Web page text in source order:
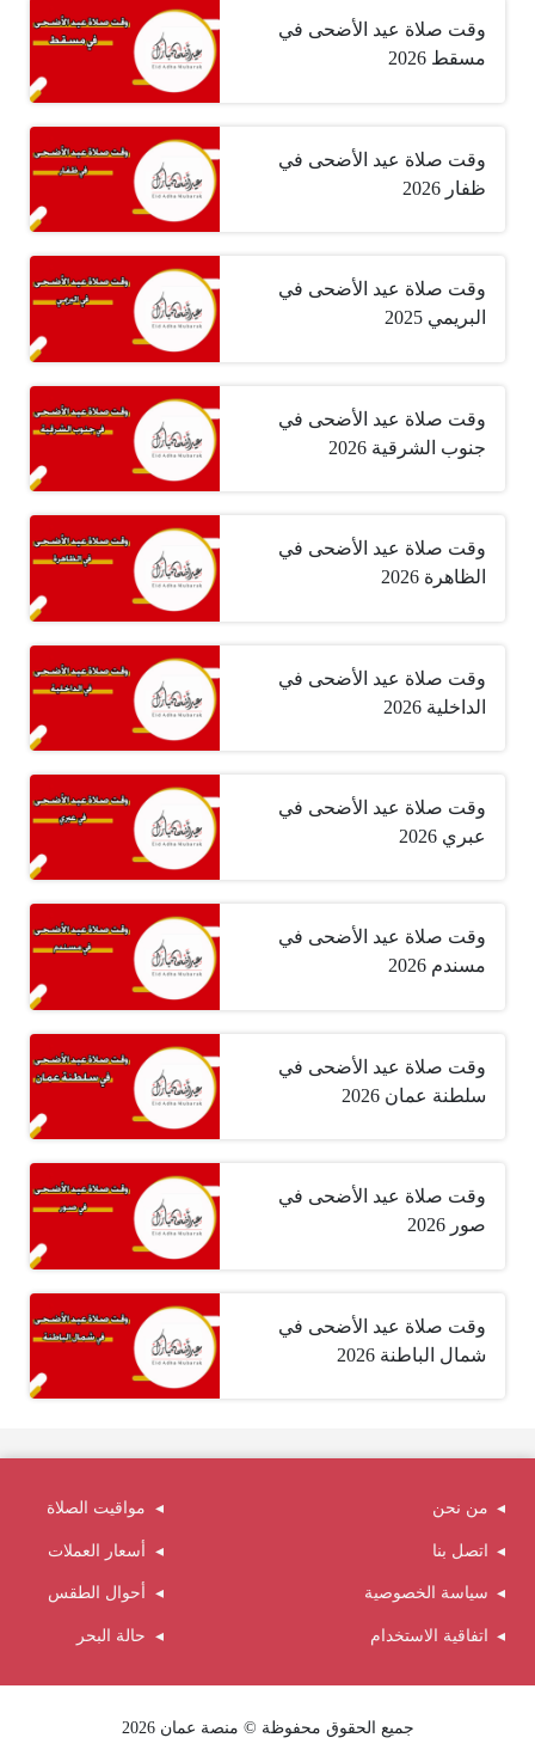
وقت صلاة عيد الأضحى في
مسقط 2026
وقت صلاة عيد الأضحى في
ظفار 2026
وقت صلاة عيد الأضحى في
البريمي 2025
وقت صلاة عيد الأضحى في
جنوب الشرقية 2026
وقت صلاة عيد الأضحى في
الظاهرة 2026
وقت صلاة عيد الأضحى في
الداخلية 2026
وقت صلاة عيد الأضحى في
عبري 2026
وقت صلاة عيد الأضحى في
مسندم 2026
وقت صلاة عيد الأضحى في
سلطنة عمان 2026
وقت صلاة عيد الأضحى في
صور 2026
وقت صلاة عيد الأضحى في
شمال الباطنة 2026
من نحن
اتصل بنا
سياسة الخصوصية
اتفاقية الاستخدام
مواقيت الصلاة
أسعار العملات
أحوال الطقس
حالة البحر
جميع الحقوق محفوظة © منصة عمان 2026